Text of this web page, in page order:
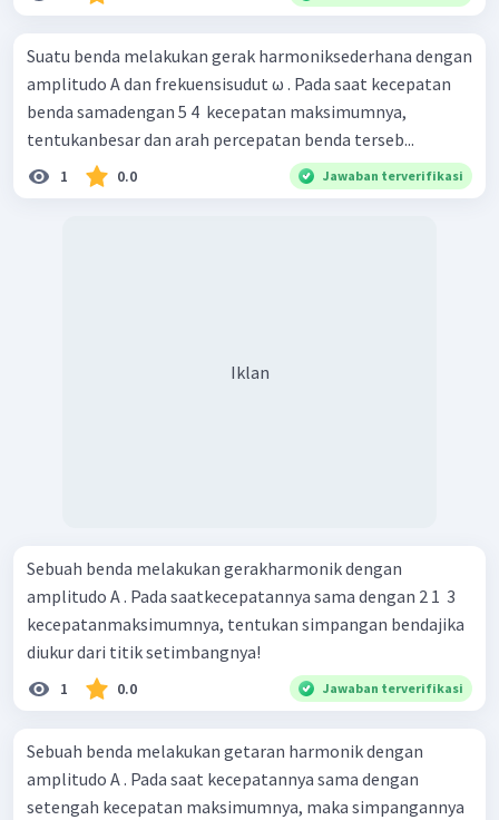
Suatu benda melakukan gerak harmoniksederhana dengan
amplitudo A dan frekuensisudut ω . Pada saat kecepatan
benda samadengan 5 4 ​ kecepatan maksimumnya,
tentukanbesar dan arah percepatan benda terseb...
1 0.0 Jawaban terverifikasi
Iklan
Sebuah benda melakukan gerakharmonik dengan
amplitudo A . Pada saatkecepatannya sama dengan 2 1 ​ 3 ​
kecepatanmaksimumnya, tentukan simpangan bendajika
diukur dari titik setimbangnya!
1 0.0 Jawaban terverifikasi
Sebuah benda melakukan getaran harmonik dengan
amplitudo A . Pada saat kecepatannya sama dengan
setengah kecepatan maksimumnya, maka simpangannya